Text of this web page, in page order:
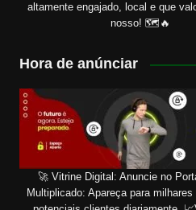
altamente engajado, local e que
nosso! 🗺️🔥
Hora de anúnciar
🚀 Vitrine Digital: Anuncie no
Multiplicado: Apareça para